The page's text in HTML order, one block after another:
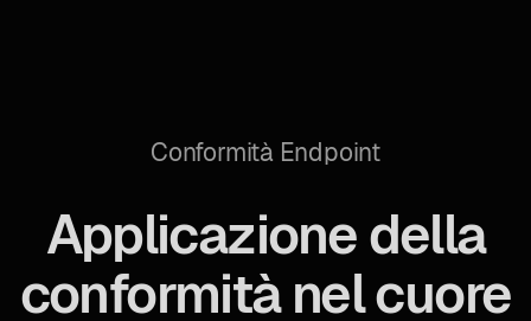
Conformità Endpoint
Applicazione della
conformità nel cuore